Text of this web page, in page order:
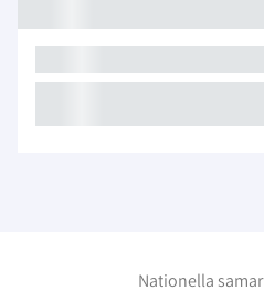
Nationella